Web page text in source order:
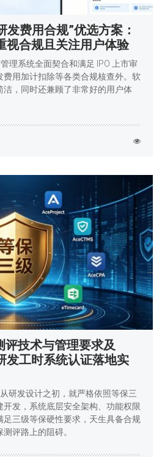
发费用合规”优选方案：
视合规且关注用户体验
理系统全面契合和满足 IPO 上市审
用加计扣除等各类合规核查外。软
，同时还兼顾了非常好的用户体
评技术与管理要求及
发工时系统认证落地实
研发设计之初，就严格依照等保三
发，系统底层安全架构、功能权限
三级等保硬性要求，天生具备合规
评路上的阻碍。